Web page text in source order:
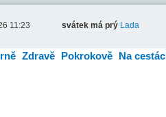
11:23 svátek má prý Lada
Zdravě Pokrokově Na